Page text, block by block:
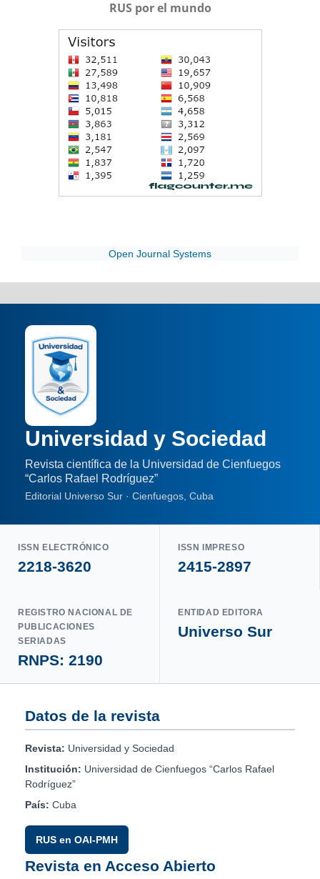
RUS por el mundo
Open Journal Systems
Universidad y Sociedad
Revista científica de la Universidad de Cienfuegos
“Carlos Rafael Rodríguez”
Editorial Universo Sur · Cienfuegos, Cuba
ISSN ELECTRÓNICO
2218-3620
ISSN IMPRESO
2415-2897
REGISTRO NACIONAL DE
PUBLICACIONES
SERIADAS
RNPS: 2190
ENTIDAD EDITORA
Universo Sur
Datos de la revista
Revista: Universidad y Sociedad
Institución: Universidad de Cienfuegos “Carlos Rafael
Rodríguez”
País: Cuba
RUS en OAI-PMH
Revista en Acceso Abierto